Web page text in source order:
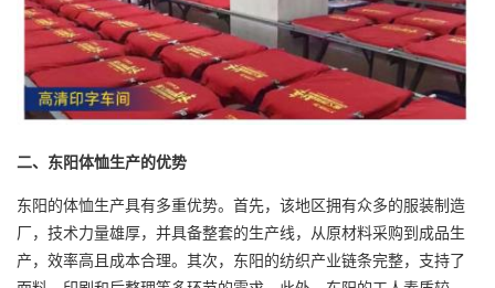
二、东阳体恤生产的优势
东阳的体恤生产具有多重优势。首先，该地区拥有众多的服装制造
厂，技术力量雄厚，并具备整套的生产线，从原材料采购到成品生
产，效率高且成本合理。其次，东阳的纺织产业链条完整，支持了